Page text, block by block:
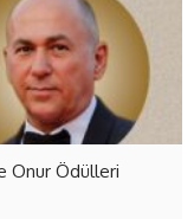
Onur Ödülleri